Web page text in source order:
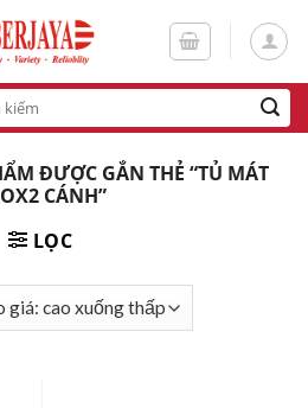
ĐƯỢC GẮN THẺ “TỦ MÁT
CÁNH”
LỌC